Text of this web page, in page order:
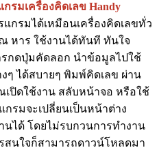
กรมเครื่องคิดเลข Handy
แกรมได้เหมือนเครื่องคิดเลขทั่ว
หาร ใช้งานได้ทันที ทันใจ
กดปุ่มคัดลอก นำข้อมูลไปใช้
ๆ ได้สบายๆ พิมพ์คิดเลข ผ่าน
ปิดใช้งาน สลับหน้าจอ หรือใช้
กรมจะเปลี่ยนเป็นหน้าต่าง
ได้ โดยไม่รบกวนการทำงาน
สนใจก็สามารถดาวน์โหลดมา